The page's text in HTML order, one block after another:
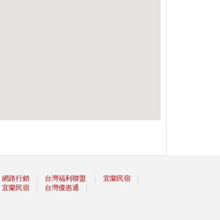
網路行銷 ｜ 台灣福利聯盟 ｜ 宜蘭民宿 ｜
宜蘭民宿 ｜ 台灣優惠通 ｜